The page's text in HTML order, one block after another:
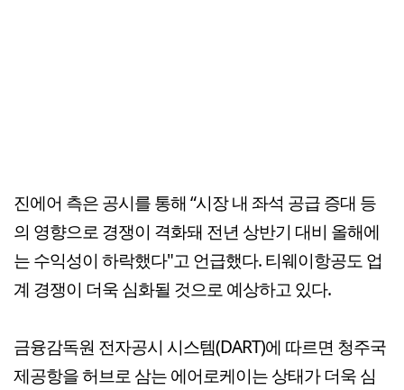
진에어 측은 공시를 통해 “시장 내 좌석 공급 증대 등
의 영향으로 경쟁이 격화돼 전년 상반기 대비 올해에
는 수익성이 하락했다"고 언급했다. 티웨이항공도 업
계 경쟁이 더욱 심화될 것으로 예상하고 있다.
금융감독원 전자공시 시스템(DART)에 따르면 청주국
제공항을 허브로 삼는 에어로케이는 상태가 더욱 심